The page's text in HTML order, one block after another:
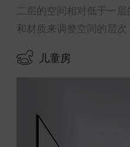
二层的空间相对低于一
和材质来调整空间的层
儿童房